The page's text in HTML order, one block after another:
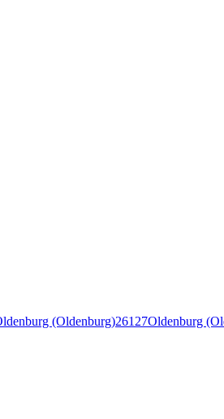
(Oldenburg)26127Oldenburg